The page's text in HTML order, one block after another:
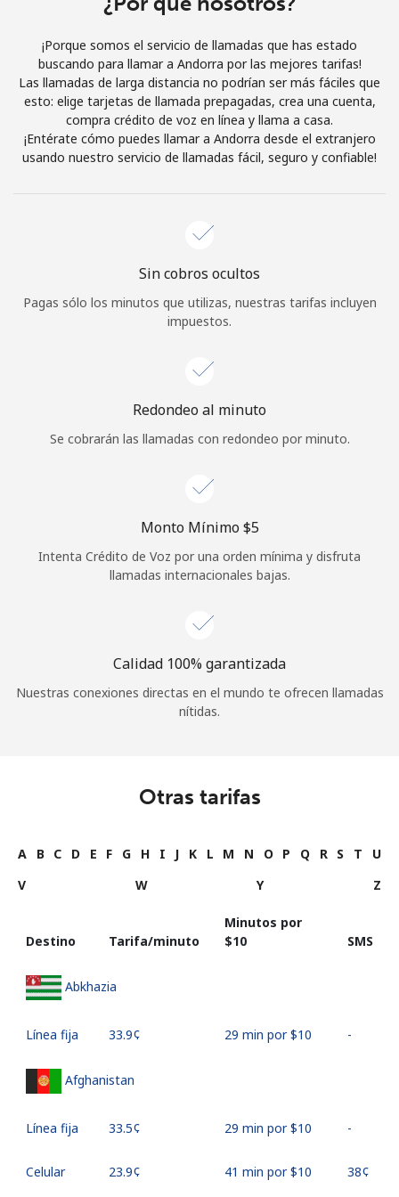
o
Continuar con
¡Porque somos el servicio de llamadas que has estado
buscando para llamar a Andorra por las mejores tarifas!
Las llamadas de larga distancia no podrían ser más fáciles que
esto: elige tarjetas de llamada prepagadas, crea una cuenta,
compra crédito de voz en línea y llama a casa.
¡Entérate cómo puedes llamar a Andorra desde el extranjero
usando nuestro servicio de llamadas fácil, seguro y confiable!
Sin cobros ocultos
Pagas sólo los minutos que utilizas, nuestras tarifas incluyen
impuestos.
Redondeo al minuto
Se cobrarán las llamadas con redondeo por minuto.
Monto Mínimo ⁦$5⁩
Intenta Crédito de Voz por una orden mínima y disfruta
llamadas internacionales bajas.
Calidad 100% garantizada
Nuestras conexiones directas en el mundo te ofrecen llamadas
nítidas.
Otras tarifas
A B C D E F G H I J K L M N O P Q R S T
U
V
W Y Z
Destino Tarifa/minuto
Minutos por
⁦$10⁩
SMS
Abkhazia
Línea fija ⁦33.9¢⁩ 29 min por ⁦$10⁩ -
Afghanistan
Línea fija ⁦33.5¢⁩ 29 min por ⁦$10⁩ -
Celular ⁦23.9¢⁩ 41 min por ⁦$10⁩ ⁦38¢⁩